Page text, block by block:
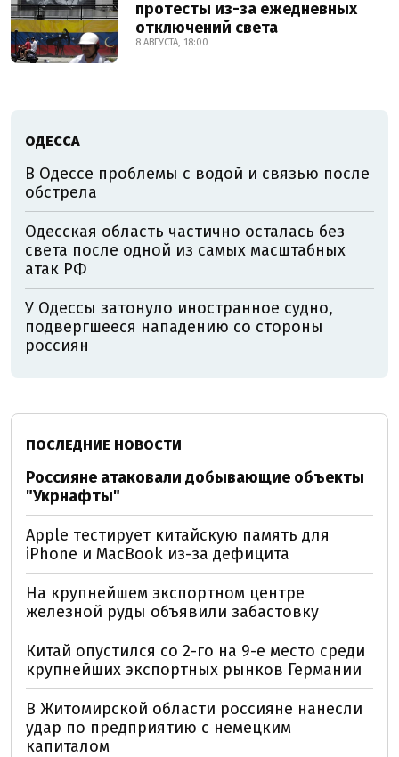
протесты из-за ежедневных
отключений света
8 АВГУСТА, 18:00
ОДЕССА
В Одессе проблемы с водой и связью после
обстрела
Одесская область частично осталась без
света после одной из самых масштабных
атак РФ
У Одессы затонуло иностранное судно,
подвергшееся нападению со стороны
россиян
ПОСЛЕДНИЕ НОВОСТИ
Россияне атаковали добывающие объекты
"Укрнафты"
Apple тестирует китайскую память для
iPhone и MacBook из-за дефицита
На крупнейшем экспортном центре
железной руды объявили забастовку
Китай опустился со 2-го на 9-е место среди
крупнейших экспортных рынков Германии
В Житомирской области россияне нанесли
удар по предприятию с немецким
капиталом